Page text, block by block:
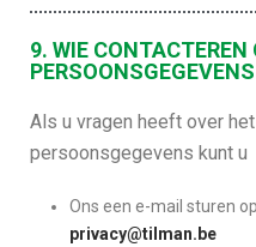
9. WIE CONTACTEREN
PERSOONSGEGEVENS
Als u vragen heeft over
persoonsgegevens kunt u
Ons een e-mail sturen
privacy@tilman.be